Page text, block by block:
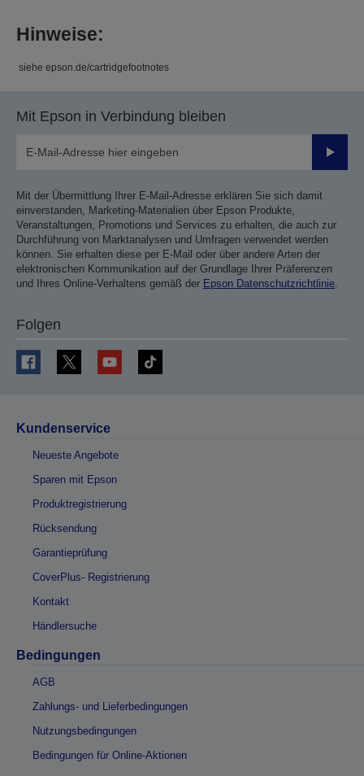
Hinweise:
siehe epson.de/cartridgefootnotes
Mit Epson in Verbindung bleiben
Mit der Übermittlung Ihrer E-Mail-Adresse erklären Sie sich damit
einverstanden, Marketing-Materialien über Epson Produkte,
Veranstaltungen, Promotions und Services zu erhalten, die auch zur
Durchführung von Marktanalysen und Umfragen verwendet werden
können. Sie erhalten diese per E-Mail oder über andere Arten der
elektronischen Kommunikation auf der Grundlage Ihrer Präferenzen
und Ihres Online-Verhaltens gemäß der Epson Datenschutzrichtlinie
Folgen
Kundenservice
Neueste Angebote
Sparen mit Epson
Produktregistrierung
Rücksendung
Garantieprüfung
CoverPlus- Registrierung
Kontakt
Händlersuche
Bedingungen
AGB
Zahlungs- und Lieferbedingungen
Nutzungsbedingungen
Bedingungen für Online-Aktionen